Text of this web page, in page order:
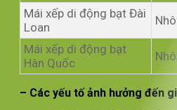
Mái xếp di động bạt Đài
Loan
Mái xếp di động bạt
Hàn Quốc
– Các yếu tố ảnh hưởng đến